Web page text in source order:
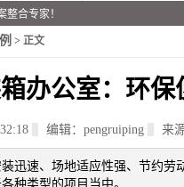
合专家！
> 正文
办公室：环保
编辑：pengruiping 来
迅速、场地适应性强、节约劳
种类型的项目当中。